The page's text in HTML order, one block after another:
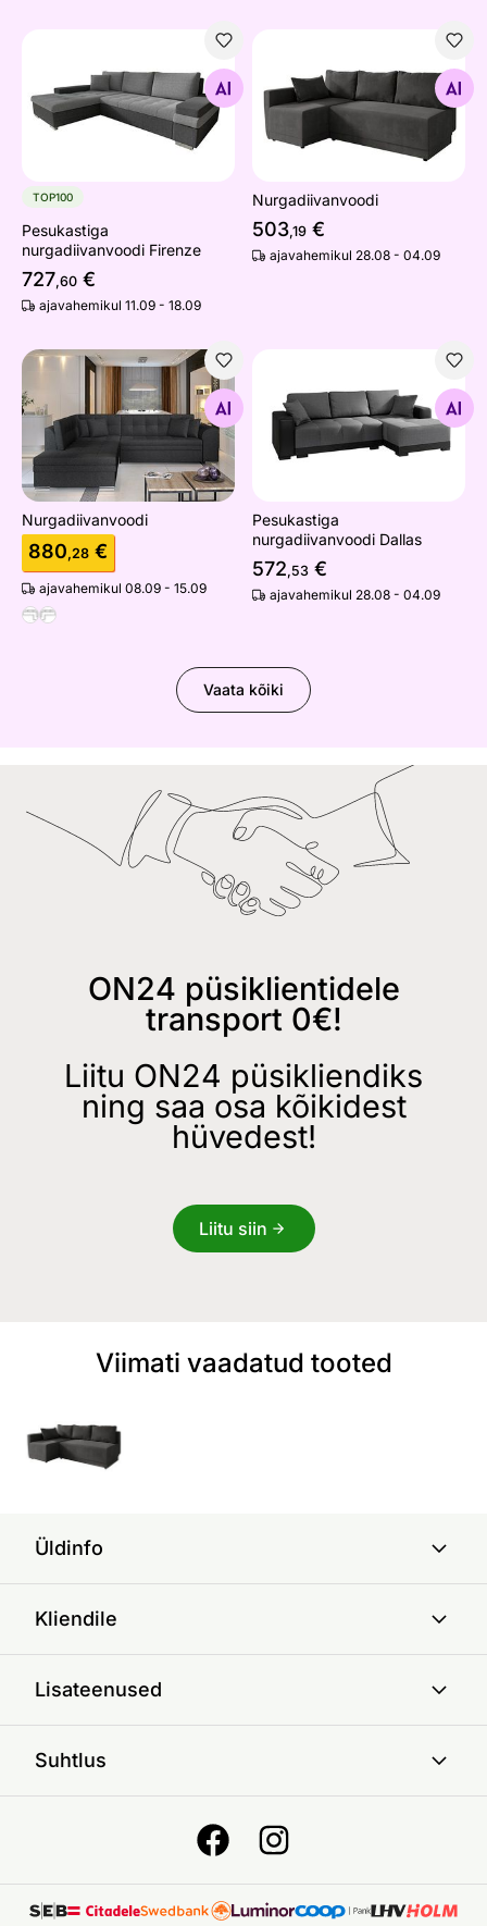
Otsi sarnaseid
TOP100
Pesukastiga
nurgadiivanvoodi Firenze
727,60 €
ajavahemikul 11.09 - 18.09
Otsi sarnaseid
Nurgadiivanvoodi
503,19 €
ajavahemikul 28.08 - 04.09
Nurgadiivanvoodi
Otsi sarnaseid
Nurgadiivanvoodi
880,28 €
ajavahemikul 08.09 - 15.09
Pesukastiga
Otsi sarnaseid
Pesukastiga
nurgadiivanvoodi Dallas
572,53 €
ajavahemikul 28.08 - 04.09
Vaata kõiki
ON24 püsiklientidele
transport 0€!
Liitu ON24 püsikliendiks
ning saa osa kõikidest
hüvedest!
Liitu siin
Viimati vaadatud tooted
Üldinfo
Kliendile
Lisateenused
Suhtlus